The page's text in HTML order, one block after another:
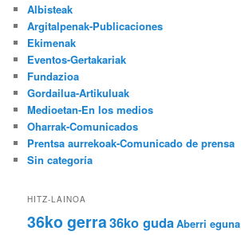
Albisteak
Argitalpenak-Publicaciones
Ekimenak
Eventos-Gertakariak
Fundazioa
Gordailua-Artikuluak
Medioetan-En los medios
Oharrak-Comunicados
Prentsa aurrekoak-Comunicado de prensa
Sin categoría
HITZ-LAINOA
36ko gerra36ko gudaAberri eguna